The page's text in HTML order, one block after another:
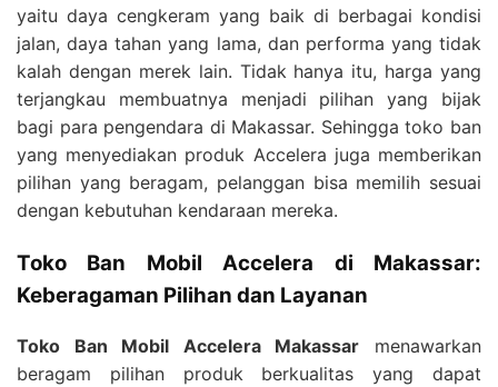
yaitu daya cengkeram yang baik di berbagai kondisi
jalan, daya tahan yang lama, dan performa yang tidak
kalah dengan merek lain. Tidak hanya itu, harga yang
terjangkau membuatnya menjadi pilihan yang bijak
bagi para pengendara di Makassar. Sehingga toko ban
yang menyediakan produk Accelera juga memberikan
pilihan yang beragam, pelanggan bisa memilih sesuai
dengan kebutuhan kendaraan mereka.
Toko Ban Mobil Accelera di Makassar:
Keberagaman Pilihan dan Layanan
Toko Ban Mobil Accelera Makassar menawarkan
beragam pilihan produk berkualitas yang dapat